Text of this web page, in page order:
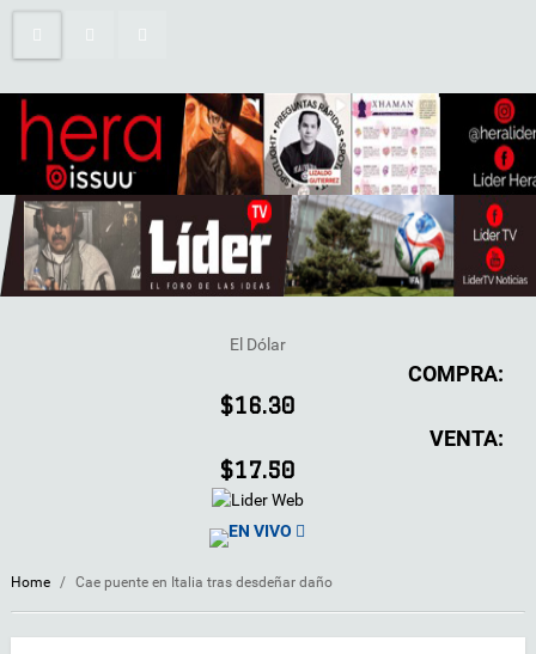
El Dólar
COMPRA:
$16.30
VENTA:
$17.50
EN VIVO
Home / Cae puente en Italia tras desdeñar daño